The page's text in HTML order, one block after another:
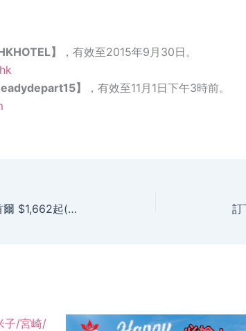
】
，有效至2015年9月30日。
】
，有效至11月1日下午3時前。
德威航空【再續優惠】澳門 飛 首爾 $1,662起(已連稅)，明年3月26日前出發。